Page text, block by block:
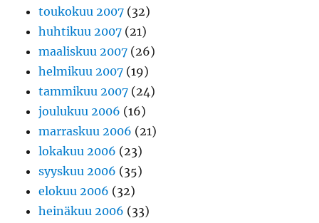
toukokuu 2007 (32)
huhtikuu 2007 (21)
maaliskuu 2007 (26)
helmikuu 2007 (19)
tammikuu 2007 (24)
joulukuu 2006 (16)
marraskuu 2006 (21)
lokakuu 2006 (23)
syyskuu 2006 (35)
elokuu 2006 (32)
heinäkuu 2006 (33)